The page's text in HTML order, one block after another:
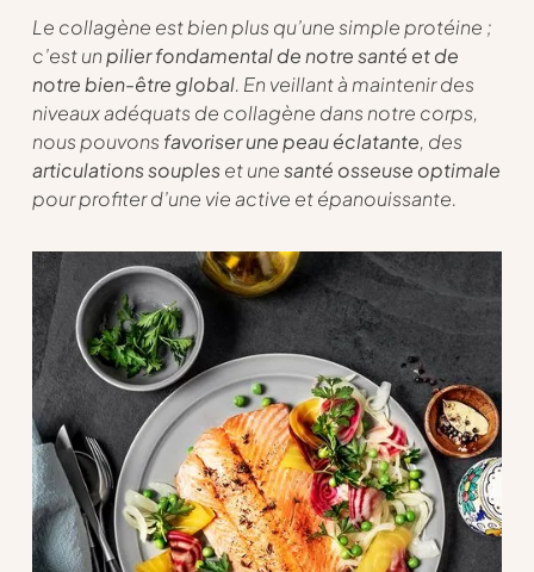
Le collagène est bien plus qu’une simple protéine ;
c’est unpilier fondamental de notre santé et de
notre bien-être global. En veillant à maintenir des
niveaux adéquats de collagène dans notre corps,
nous pouvons favoriser une peau éclatante, des
articulations soupleset unesanté osseuse optimale
pour profiter d’une vie active et épanouissante.